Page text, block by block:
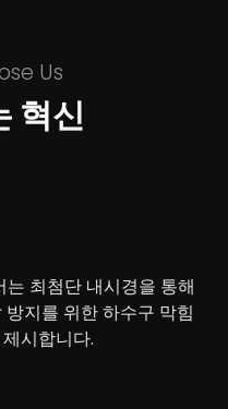
Us
혁신
최첨단 내시경을 통해
지를 위한 하수구 막힘
시합니다.